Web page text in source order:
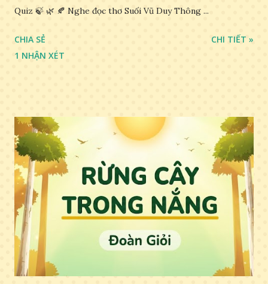
Quiz 🍃 🌿 🍂 Nghe đọc thơ Suối Vũ Duy Thông ...
CHIA SẺ
1 NHẬN XÉT
CHI TIẾT »